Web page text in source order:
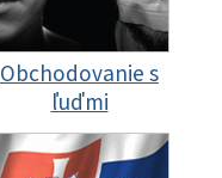
Obchodovanie s
ľuďmi